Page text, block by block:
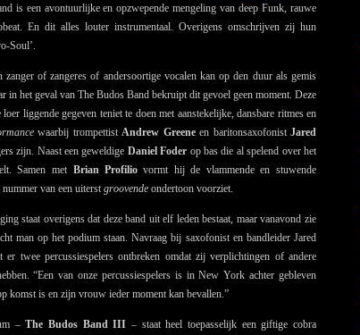
is een avontuurlijke en opzwepende mengeling van deep Funk, rauwe
En dit alles louter instrumentaal. Overigens omschrijven zij hun
Soul’.
zanger of zangeres of andersoortige vocalen kan op den duur als gemis
in het geval van The Budos Band bekruipt dit gevoel geen moment. Deze
liggende gegeven teniet te doen met aanstekelijke, dansbare ritmes en
waarbij trompettist Andrew Greeneen baritonsaxofonist Jared
zijn. Naast een geweldige Daniel Foder op bas die al spelend over het
Samen met Brian Profilio vormt hij de vlammende en stuwende
van een uiterst groovende ondertoon voorziet.
staat overigens dat deze band uit elf leden bestaat, maar vanavond zie
man op het podium staan. Navraag bij saxofonist en bandleider Jared
er twee percussiespelers ontbreken omdat zij verplichtingen of andere
“Een van onze percussiespelers is in New York achter gebleven
komst is en zijn vrouw ieder moment kan bevallen.”
–The Budos Band III – staat heel toepasselijk een giftige cobra